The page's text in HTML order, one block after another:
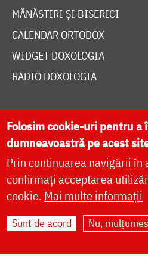
MĂNĂSTIRI ȘI BISERICI
CALENDAR ORTODOX
WIDGET DOXOLOGIA
RADIO DOXOLOGIA
DESPRE NOI
POLITICA DE COOKIES
DONEAZĂ ONLINE PENTRU
Folosim cookie-uri pentru
dumneavoastră pe acest
Prin continuarea navigării în
confirmați acceptarea
cookie. Mai multe informații
Sunt de acord Nu,